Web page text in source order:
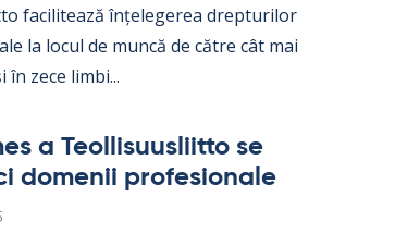
faci­li­tează înțe­le­ge­rea drep­tu­ri­lor
la locul de muncă de către cât mai
în zece limbi...
a Teol­li­suus­liitto se
do­me­nii pro­fe­sio­nale